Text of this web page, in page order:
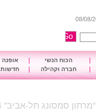
הכוח הנשי אופנה
חברה וקהילה חדשות
"מרתון סמסונג תל-אביב" 2014